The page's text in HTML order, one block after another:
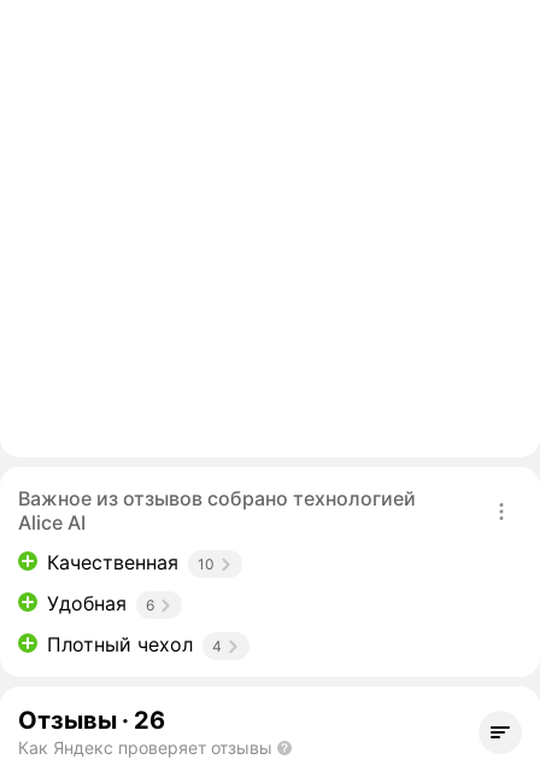
Важное из отзывов собрано технологией
Alice AI
Качественная
10
Удобная 6
Плотный чехол 4
Отзывы · 26
Как Яндекс проверяет отзывы